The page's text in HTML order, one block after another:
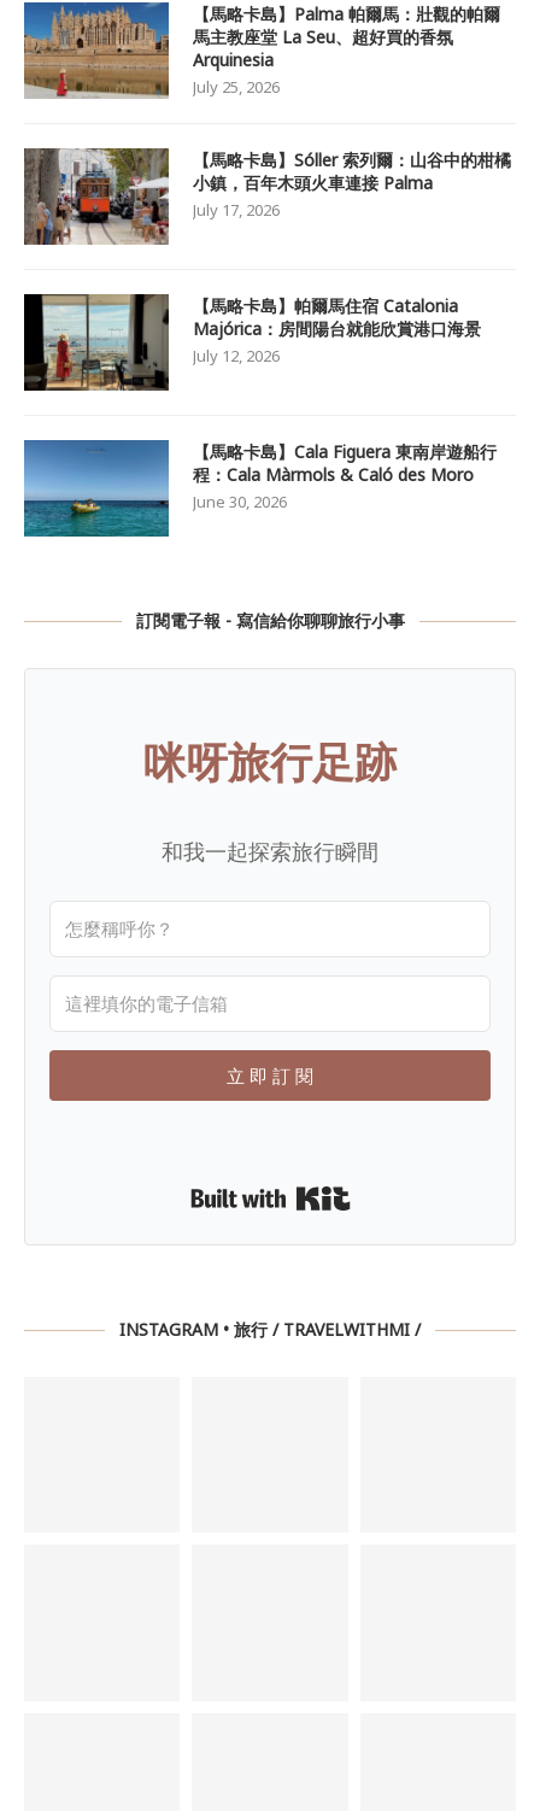
【馬略卡島】Palma 帕爾馬：壯觀的帕爾
馬主教座堂 La Seu、超好買的香氛
Arquinesia
July 25, 2026
【馬略卡島】Sóller 索列爾：山谷中的柑橘
小鎮，百年木頭火車連接 Palma
July 17, 2026
【馬略卡島】帕爾馬住宿 Catalonia
Majórica：房間陽台就能欣賞港口海景
July 12, 2026
【馬略卡島】Cala Figuera 東南岸遊船行
程：Cala Màrmols & Caló des Moro
June 30, 2026
訂閱電子報 - 寫信給你聊聊旅行小事
咪呀旅行足跡
和我一起探索旅行瞬間
立 即 訂 閱
INSTAGRAM • 旅行 / TRAVELWITHMI /